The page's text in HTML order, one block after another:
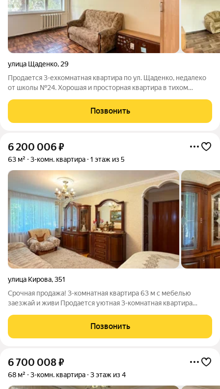
улица Щаденко, 29
Продается 3-ехкомнатная квартира по ул. Щаденко, недалеко
от школы №24. Хорошая и просторная квартира в тихом
находятся две школы (№24 и №31), детская и взрослая
поликлиника №3, а также ТЦ
Позвонить
6 200 006₽
63 м² 3-комн. квартира 1 этаж из 5
улица Кирова,351
Срочная продажа! 3-комнатная квартира 63 м с мебелью
заезжай и живи Продается уютная 3-комнатная квартира
полностью готова к проживанию вся мебель остается новым
владельцам, поэтому после покупки
Позвонить
6 700 008₽
68 м² 3-комн. квартира 3 этаж из 4